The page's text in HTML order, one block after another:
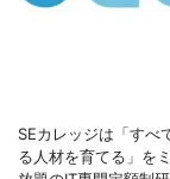
SEカレッジは「すべ
る人材を育てる」を